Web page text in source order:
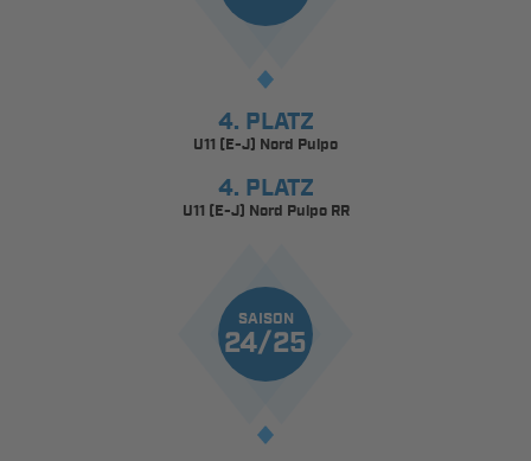
4. PLATZ
U11 (E-J) Nord Pulpo
4. PLATZ
U11 (E-J) Nord Pulpo RR
SAISON
24/25